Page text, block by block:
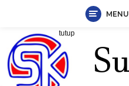
Langsung
konten
MENU
tutup